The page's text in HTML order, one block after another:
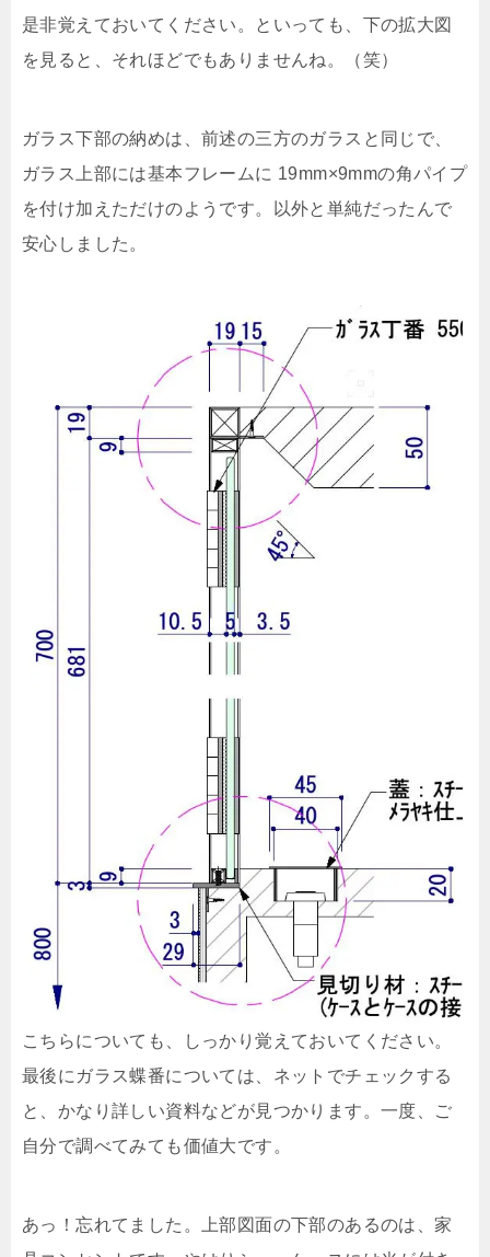
是非覚えておいてください。といっても、下の拡大図
を見ると、それほどでもありませんね。（笑）
ガラス下部の納めは、前述の三方のガラスと同じで、
ガラス上部には基本フレームに 19mm×9mmの角パイプ
を付け加えただけのようです。以外と単純だったんで
安心しました。
こちらについても、しっかり覚えておいてください。
最後にガラス蝶番については、ネットでチェックする
と、かなり詳しい資料などが見つかります。一度、ご
自分で調べてみても価値大です。
あっ！忘れてました。上部図面の下部のあるのは、家